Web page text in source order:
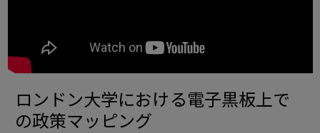
ロンドン大学における電子黒板上で
の政策マッピング